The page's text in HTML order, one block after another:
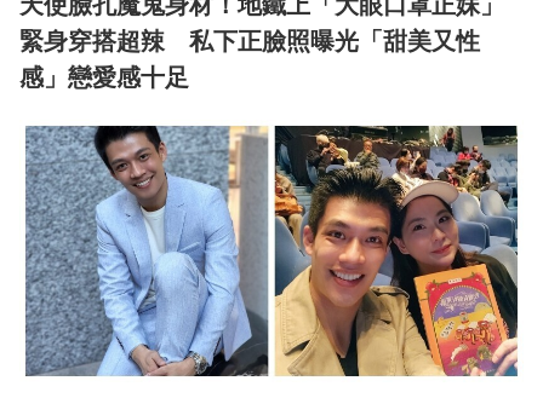
緊身穿搭超辣 私下正臉照曝光「甜美又性
感」戀愛感十足